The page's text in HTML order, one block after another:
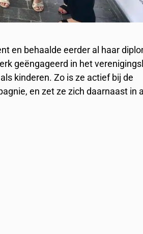
en behaalde eerder al haar
geëngageerd in het
kinderen. Zo is ze actief bij de
en zet ze zich daarnaast in